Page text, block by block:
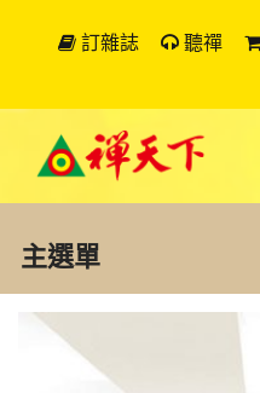
訂雜誌 聽禪
主選單